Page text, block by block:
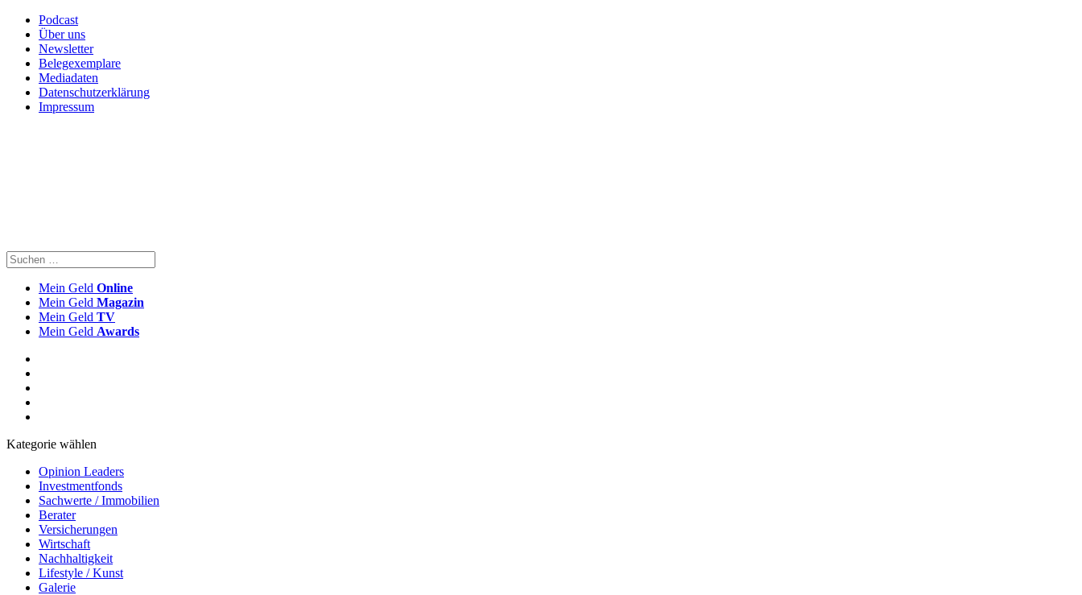
Podcast
Über uns
Newsletter
Belegexemplare
Mediadaten
Datenschutzerklärung
Impressum
Mein Geld Online
Mein Geld Magazin
Mein Geld TV
Mein Geld Awards
Kategorie wählen
Opinion Leaders
Investmentfonds
Sachwerte / Immobilien
Berater
Versicherungen
Wirtschaft
Nachhaltigkeit
Lifestyle / Kunst
Galerie